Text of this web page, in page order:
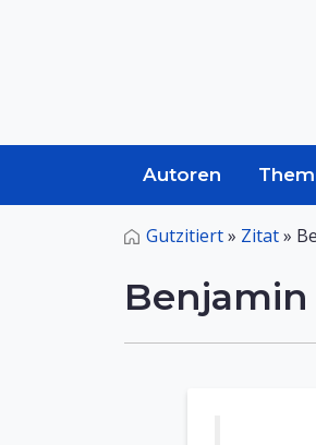
Autoren
Gutzitiert» Zitat»